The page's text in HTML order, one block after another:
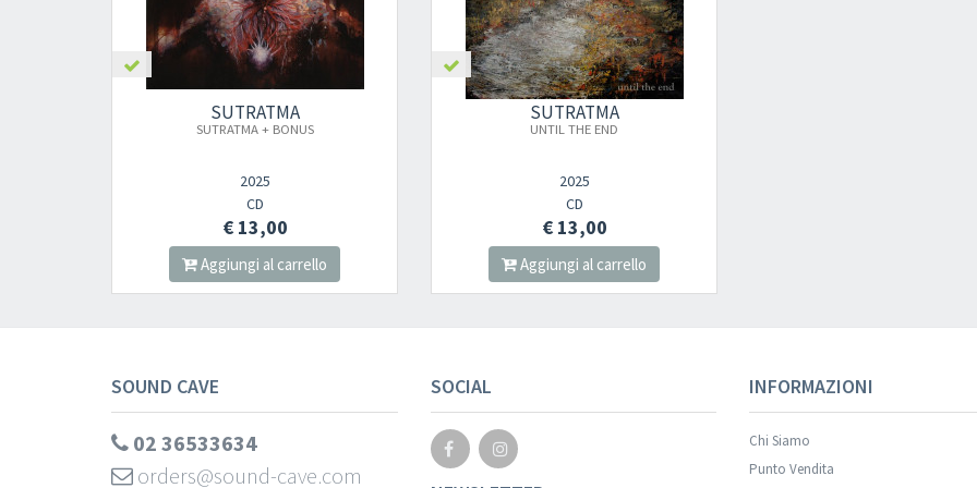
SUTRATMA
SUTRATMA + BONUS
2025
CD
€ 13,00
Aggiungi al carrello
SUTRATMA
UNTIL THE END
2025
CD
€ 13,00
Aggiungi al carrello
SOUND CAVE
02 36533634
orders@sound-cave.com
SOCIAL INFORMAZIONI
Chi Siamo
Punto Vendita